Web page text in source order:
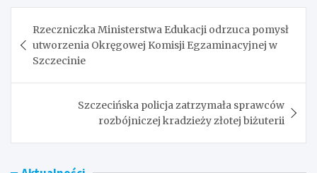
wpisu
Rzeczniczka Ministerstwa Edukacji odrzuca pomysł
utworzenia Okręgowej Komisji Egzaminacyjnej w
Szczecinie
Szczecińska policja zatrzymała sprawców
rozbójniczej kradzieży złotej biżuterii